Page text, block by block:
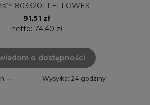
8033201 FELLOWES
91,51 zł
netto: 74,40 zł
o dostępności
— Wysyłka: 24 godziny